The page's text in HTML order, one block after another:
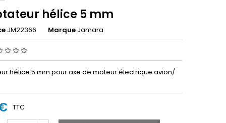
hélice 5 mm
JM22366 Marque Jamara
hélice 5 mm pour axe de moteur électrique avion/
TTC